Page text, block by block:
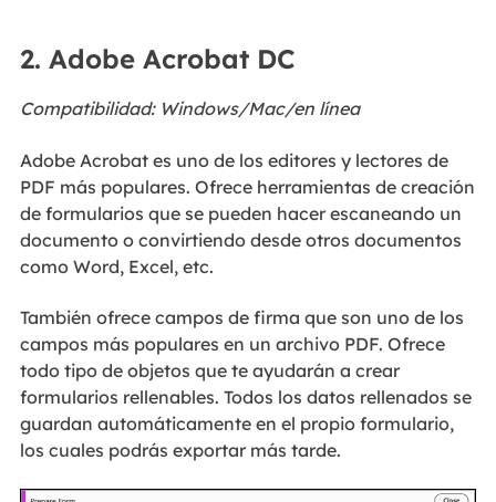
2. Adobe Acrobat DC
Compatibilidad: Windows/Mac/en línea
Adobe Acrobat es uno de los editores y lectores de
PDF más populares. Ofrece herramientas de creación
de formularios que se pueden hacer escaneando un
documento o convirtiendo desde otros documentos
como Word, Excel, etc.
También ofrece campos de firma que son uno de los
campos más populares en un archivo PDF. Ofrece
todo tipo de objetos que te ayudarán a crear
formularios rellenables. Todos los datos rellenados se
guardan automáticamente en el propio formulario,
los cuales podrás exportar más tarde.